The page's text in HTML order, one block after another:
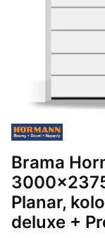
Brama
Planar,
deluxe +